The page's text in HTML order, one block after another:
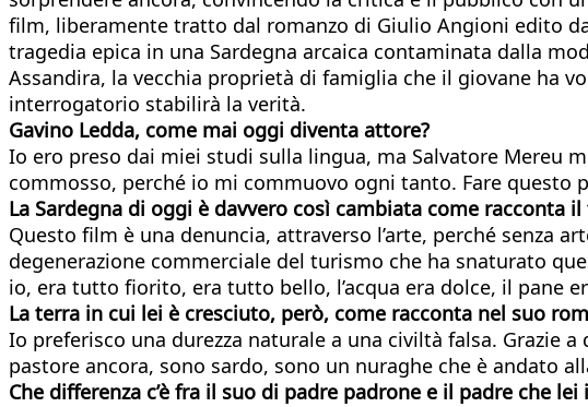
film, liberamente tratto dal romanzo di Giulio Angioni edito
tragedia epica in una Sardegna arcaica contaminata dalla
Assandira, la vecchia proprietà di famiglia che il giovane ha
interrogatorio stabilirà la verità.
Gavino Ledda, come mai oggi diventa attore?
Io ero preso dai miei studi sulla lingua, ma Salvatore Mereu
commosso, perché io mi commuovo ogni tanto. Fare
La Sardegna di oggi è davvero così cambiata come racconta il
Questo film è una denuncia, attraverso l’arte, perché senza
degenerazione commerciale del turismo che ha snaturato
io, era tutto fiorito, era tutto bello, l’acqua era dolce, il pane
La terra in cui lei è cresciuto, però, come racconta nel suo
Io preferisco una durezza naturale a una civiltà falsa. Grazie
pastore ancora, sono sardo, sono un nuraghe che è andato
Che differenza c’è fra il suo di padre padrone e il padre che